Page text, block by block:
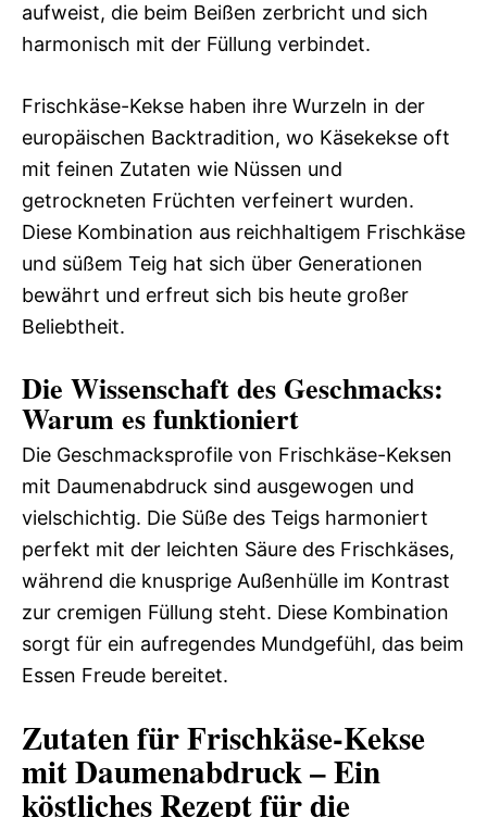
aufweist, die beim Beißen zerbricht und sich
harmonisch mit der Füllung verbindet.
Frischkäse-Kekse haben ihre Wurzeln in der
europäischen Backtradition, wo Käsekekse oft
mit feinen Zutaten wie Nüssen und
getrockneten Früchten verfeinert wurden.
Diese Kombination aus reichhaltigem Frischkäse
und süßem Teig hat sich über Generationen
bewährt und erfreut sich bis heute großer
Beliebtheit.
Die Wissenschaft des Geschmacks:
Warum es funktioniert
Die Geschmacksprofile von Frischkäse-Keksen
mit Daumenabdruck sind ausgewogen und
vielschichtig. Die Süße des Teigs harmoniert
perfekt mit der leichten Säure des Frischkäses,
während die knusprige Außenhülle im Kontrast
zur cremigen Füllung steht. Diese Kombination
sorgt für ein aufregendes Mundgefühl, das beim
Essen Freude bereitet.
Zutaten für Frischkäse-Kekse
mit Daumenabdruck – Ein
köstliches Rezept für die